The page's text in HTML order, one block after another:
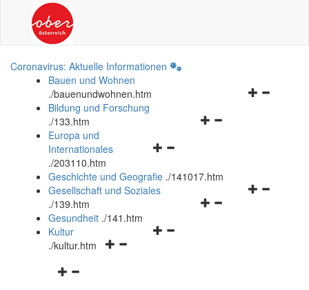
Coronavirus: Aktuelle Informationen
Bauen und Wohnen
./bauenundwohnen.htm
Navigationsmenü
Bildung und Forschung
./133.htm
Navigationsmenü
und
schließen
Europa und
Internationales
./203110.htm
Geschichte und Geografie ./141017.htm
Navigationsmenü
Gesellschaft und Soziales
./139.htm
Navigationsmenü
Gesundheit ./141.htm
Navigationsmenü
Kultur
./kultur.htm
Navigationsmenü